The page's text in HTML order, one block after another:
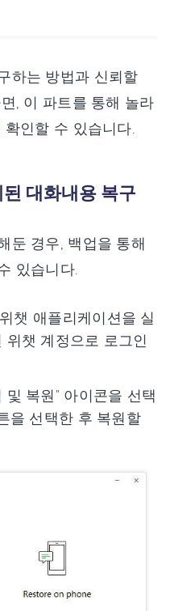
하는 방법과 신뢰할
, 이 파트를 통해 놀라
인할 수 있습니다.
대화내용 복구
둔 경우, 백업을 통해
있습니다.
챗 애플리케이션을 실
챗 계정으로 로그인
복원" 아이콘을 선택
을 선택한 후 복원할